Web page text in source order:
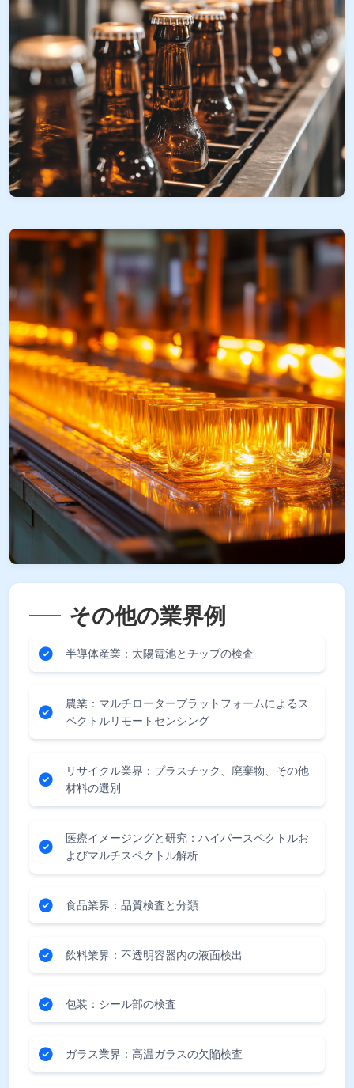
その他の業界例
半導体産業：太陽電池とチップの検査
農業：マルチロータープラットフォームによるス
ペクトルリモートセンシング
リサイクル業界：プラスチック、廃棄物、その他
材料の選別
医療イメージングと研究：ハイパースペクトルお
よびマルチスペクトル解析
食品業界：品質検査と分類
飲料業界：不透明容器内の液面検出
包装：シール部の検査
ガラス業界：高温ガラスの欠陥検査